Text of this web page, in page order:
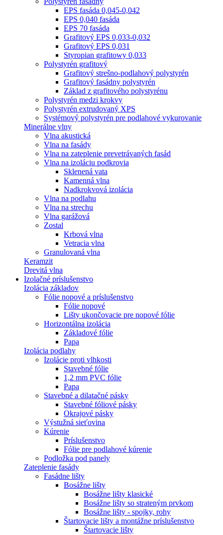
EPS fasáda 0,045-0,042
EPS 0,040 fasáda
EPS 70 fasáda
Grafitový EPS 0,033-0,032
Grafitový EPS 0,031
Styropian grafitowy 0,033
Polystyrén grafitový
Grafitový strešno-podlahový polystyrén
Grafitový fasádny polystyrén
Základ z grafitového polystyrénu
Polystyrén medzi krokvy
Polystyrén extrudovaný XPS
Systémový polystyrén pre podlahové vykurovanie
Minerálne vlny
Vlna akustická
Vlna na fasády
Vlna na zateplenie prevetrávaných fasád
Vlna na izoláciu podkrovia
Sklenená vata
Kamenná vlna
Nadkrokvová izolácia
Vlna na podlahu
Vlna na strechu
Vlna garážová
Zostal
Krbová vlna
Vetracia vlna
Granulovaná vlna
Keramzit
Drevitá vlna
Izolačné príslušenstvo
Izolácia základov
Fólie nopové a príslušenstvo
Fólie nopové
Lišty ukončovacie pre nopové fólie
Horizontálna izolácia
Základové fólie
Papa
Izolácia podlahy
Izolácie proti vlhkosti
Stavebné fólie
1,2 mm PVC fólie
Papa
Stavebné a dilatačné pásky
Stavebné fóliové pásky
Okrajové pásky
Výstužná sieťovina
Kúrenie
Príslušenstvo
Fólie pre podlahové kúrenie
Podložka pod panely
Zateplenie fasády
Fasádne lišty
Bosážne lišty
Bosážne lišty klasické
Bosážne lišty so strateným prvkom
Bosážne lišty - spojky, rohy
Štartovacie lišty a montážne príslušenstvo
Štartovacie lišty